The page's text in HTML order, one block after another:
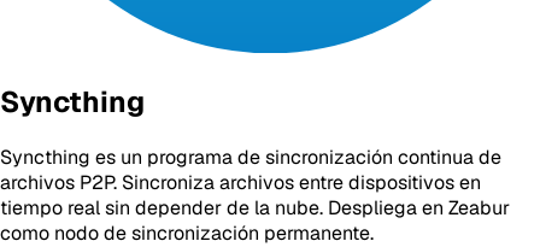
Syncthing
Syncthing es un programa de sincronización continua de
archivos P2P. Sincroniza archivos entre dispositivos en
tiempo real sin depender de la nube. Despliega en Zeabur
como nodo de sincronización permanente.